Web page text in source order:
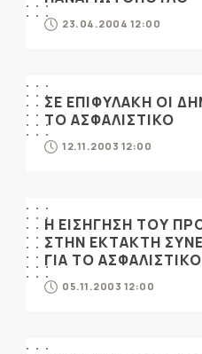
23.04.2004 12:00
ΣΕ ΕΠΙΦΥΛΑΚΗ ΟΙ
ΤΟ ΑΣΦΑΛΙΣΤΙΚΟ
12.11.2003 12:00
Η ΕΙΣΗΓΗΣΗ ΤΟΥ
ΣΤΗΝ ΕΚΤΑΚΤΗ
ΓΙΑ ΤΟ ΑΣΦΑΛΙΣΤΙΚΟ
05.11.2003 12:00